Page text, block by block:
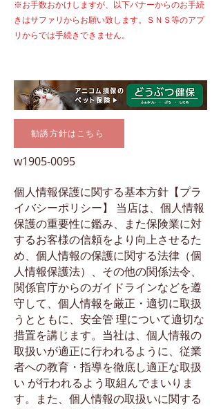
※お手数おかけしますが、以下バナーからのお手続
きはサファリからお願い致します。ＳＮＳ等のアプ
リからでは手続きできません。
勧誘方針はこちら
w1905-0095
個人情報保護に関する基本方針【プラ
イバシーポリシー】 当店は、個人情報
保護の重要性に鑑み、また保険業に対
するお客様の信頼をより向上させるた
め、個人情報の保護に関する法律（個
人情報保護法）、その他の関係法令、
関係官庁からのガイドラインなどを遵
守して、個人情報を厳正・適切に取扱
うとともに、安全管 理について適切な
措置を講じます。当社は、個人情報の
取扱いが適正に行われるように、従業
者への教育・指導を徹底し適正な取扱
い が行われるよう取組んでまいりま
す。また、個人情報の取扱いに関する